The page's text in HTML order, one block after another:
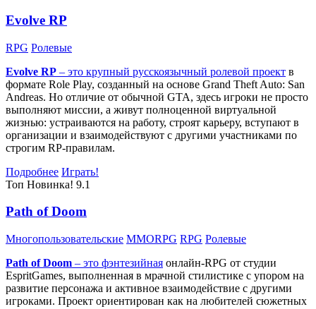
Evolve RP
RPG Ролевые
Evolve RP – это крупный русскоязычный ролевой проект в
формате Role Play, созданный на основе Grand Theft Auto: San
Andreas. Но отличие от обычной GTA, здесь игроки не просто
выполняют миссии, а живут полноценной виртуальной
жизнью: устраиваются на работу, строят карьеру, вступают в
организации и взаимодействуют с другими участниками по
строгим RP-правилам.
Подробнее Играть!
Топ Новинка! 9.1
Path of Doom
Многопользовательские MMORPG RPG Ролевые
Path of Doom – это фэнтезийная онлайн-RPG от студии
EspritGames, выполненная в мрачной стилистике с упором на
развитие персонажа и активное взаимодействие с другими
игроками. Проект ориентирован как на любителей сюжетных